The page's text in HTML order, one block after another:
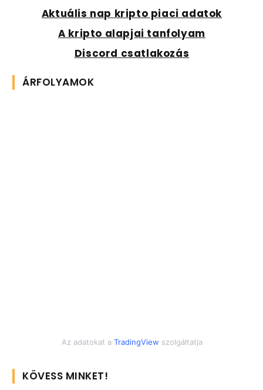
Aktuális nap kripto piaci adatok
A kripto alapjai tanfolyam
Discord csatlakozás
ÁRFOLYAMOK
Az adatokat a TradingView szolgáltatja
KÖVESS MINKET!